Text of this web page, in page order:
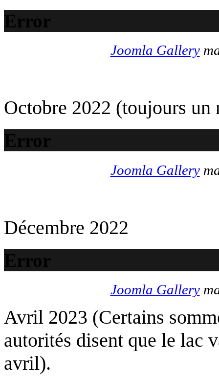
Error
Joomla Gallery
Octobre 2022 (toujours un
Error
Joomla Gallery
Décembre 2022
Error
Joomla Gallery
Avril 2023 (Certains
autorités disent que le lac
avril).